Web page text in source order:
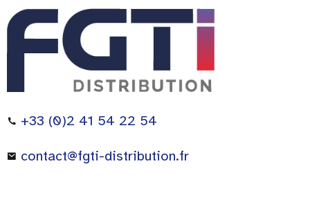
+33 (0)2 41 54 22 54
contact@fgti-distribution.fr